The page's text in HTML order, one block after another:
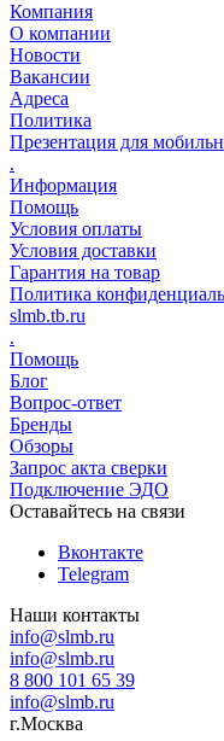
Компания
О компании
Новости
Вакансии
Адреса
Политика
Презентация для
.
Информация
Помощь
Условия оплаты
Условия доставки
Гарантия на товар
Политика
slmb.tb.ru
.
Помощь
Блог
Вопрос-ответ
Бренды
Обзоры
Запрос акта сверки
Подключение ЭДО
Оставайтесь на связи
Вконтакте
Telegram
Наши контакты
info@slmb.ru
info@slmb.ru
8 800 101 65 39
info@slmb.ru
г.Москва